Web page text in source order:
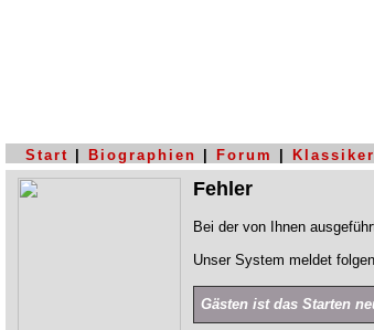
Start Biographien Forum Klassiker
Fehler
Bei der von Ihnen
Unser System meldet
Gästen ist das Starten